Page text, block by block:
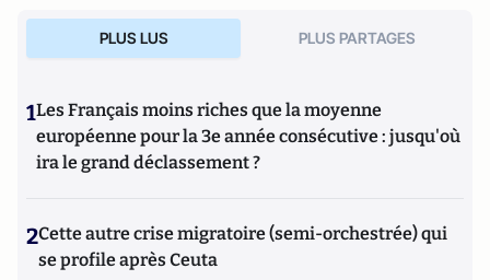
PLUS LUS PLUS PARTAGES
1Les Français moins riches que la moyenne
européenne pour la 3e année consécutive : jusqu'où
ira le grand déclassement ?
2Cette autre crise migratoire (semi-orchestrée) qui
se profile après Ceuta